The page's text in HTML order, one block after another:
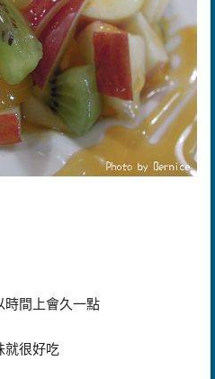
時間上會久一點
就很好吃